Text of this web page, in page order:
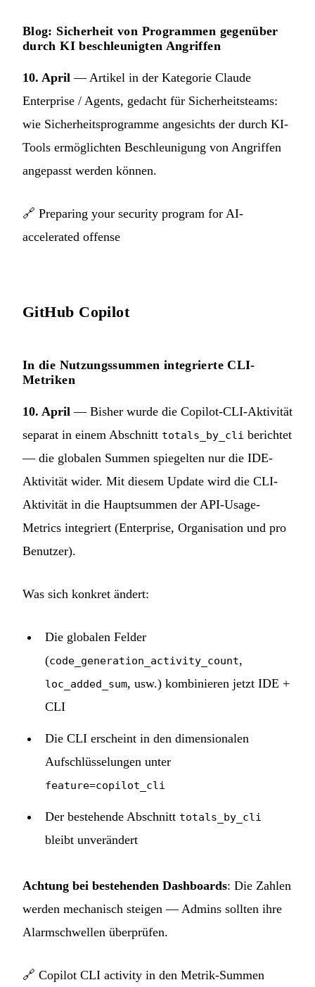
Blog: Sicherheit von Programmen gegenüber
durch KI beschleunigten Angriffen
10. April — Artikel in der Kategorie Claude
Enterprise / Agents, gedacht für Sicherheitsteams:
wie Sicherheitsprogramme angesichts der durch KI-
Tools ermöglichten Beschleunigung von Angriffen
angepasst werden können.
🔗 Preparing your security program for AI-
accelerated offense
GitHub Copilot
In die Nutzungssummen integrierte CLI-
Metriken
10. April — Bisher wurde die Copilot-CLI-Aktivität
separat in einem Abschnitt totals_by_cli berichtet
— die globalen Summen spiegelten nur die IDE-
Aktivität wider. Mit diesem Update wird die CLI-
Aktivität in die Hauptsummen der API-Usage-
Metrics integriert (Enterprise, Organisation und pro
Benutzer).
Was sich konkret ändert:
Die globalen Felder
(code_generation_activity_count,
loc_added_sum, usw.) kombinieren jetzt IDE +
CLI
Die CLI erscheint in den dimensionalen
Aufschlüsselungen unter
feature=copilot_cli
Der bestehende Abschnitt totals_by_cli
bleibt unverändert
Achtung bei bestehenden Dashboards: Die Zahlen
werden mechanisch steigen — Admins sollten ihre
Alarmschwellen überprüfen.
🔗 Copilot CLI activity in den Metrik-Summen